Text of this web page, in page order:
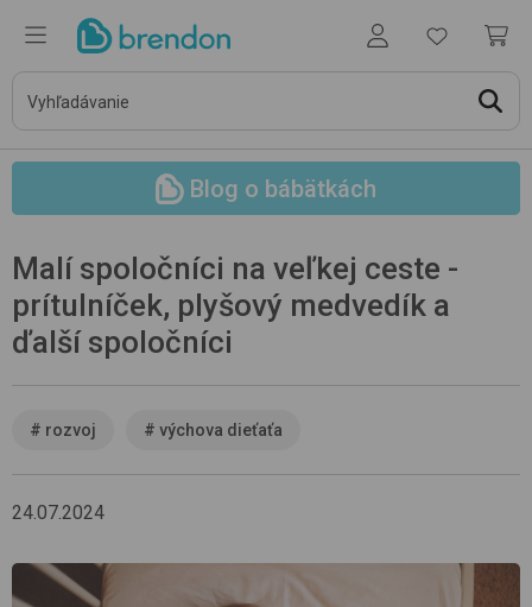
Blog o bábätkách
Malí spoločníci na veľkej ceste -
prítulníček, plyšový medvedík a
ďalší spoločníci
# rozvoj # výchova dieťaťa
24.07.2024